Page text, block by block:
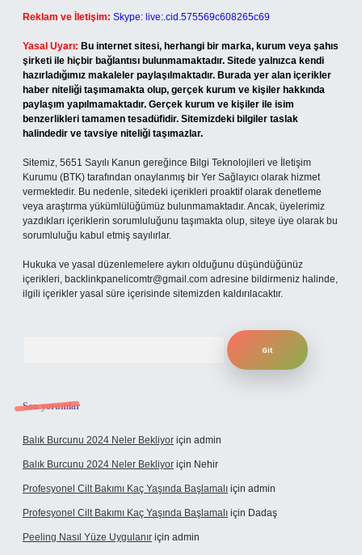
Reklam ve İletişim: Skype: live:.cid.575569c608265c69
Yasal Uyarı: Bu internet sitesi, herhangi bir marka, kurum veya şahıs
şirketi ile hiçbir bağlantısı bulunmamaktadır. Sitede yalnızca kendi
hazırladığımız makaleler paylaşılmaktadır. Burada yer alan içerikler
haber niteliği taşımamakta olup, gerçek kurum ve kişiler hakkında
paylaşım yapılmamaktadır. Gerçek kurum ve kişiler ile isim
benzerlikleri tamamen tesadüfidir. Sitemizdeki bilgiler taslak
halindedir ve tavsiye niteliği taşımazlar.
Sitemiz, 5651 Sayılı Kanun gereğince Bilgi Teknolojileri ve İletişim
Kurumu (BTK) tarafından onaylanmış bir Yer Sağlayıcı olarak hizmet
vermektedir. Bu nedenle, sitedeki içerikleri proaktif olarak denetleme
veya araştırma yükümlülüğümüz bulunmamaktadır. Ancak, üyelerimiz
yazdıkları içeriklerin sorumluluğunu taşımakta olup, siteye üye olarak bu
sorumluluğu kabul etmiş sayılırlar.
Hukuka ve yasal düzenlemelere aykırı olduğunu düşündüğünüz
içerikleri, backlinkpanelicomtr@gmail.com adresine bildirmeniz halinde,
ilgili içerikler yasal süre içerisinde sitemizden kaldırılacaktır.
Son yorumlar
Balık Burcunu 2024 Neler Bekliyor için admin
Balık Burcunu 2024 Neler Bekliyor için Nehir
Profesyonel Cilt Bakımı Kaç Yaşında Başlamalı için admin
Profesyonel Cilt Bakımı Kaç Yaşında Başlamalı için Dadaş
Peeling Nasıl Yüze Uygulanır için admin